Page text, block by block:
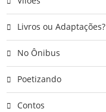
Livros ou Adaptações?
No Ônibus
Poetizando
Contos